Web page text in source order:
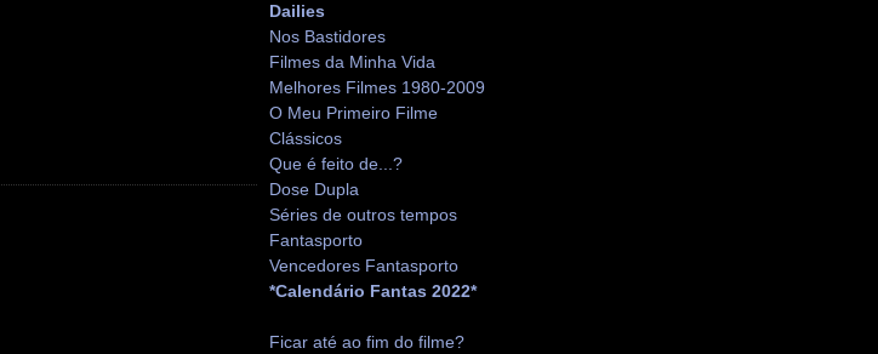
Dailies
Nos Bastidores
Filmes da Minha Vida
Melhores Filmes 1980-2009
O Meu Primeiro Filme
Clássicos
Que é feito de...?
Dose Dupla
Séries de outros tempos
Fantasporto
Vencedores Fantasporto
*Calendário Fantas 2022*
Ficar até ao fim do filme?